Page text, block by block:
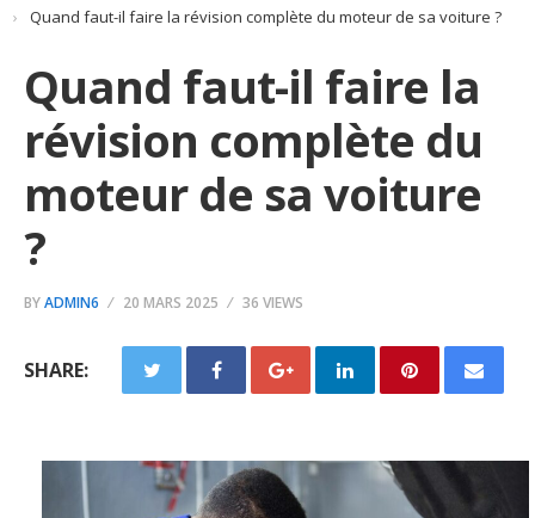
Quand faut-il faire la révision complète du moteur de sa voiture ?
Quand faut-il faire la
révision complète du
moteur de sa voiture
?
BYADMIN6 20 MARS 2025 36 VIEWS
SHARE: